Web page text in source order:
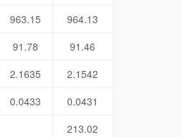
963.15
964.13
91.78
91.46
2.1635
2.1542
0.0433
0.0431
213.02